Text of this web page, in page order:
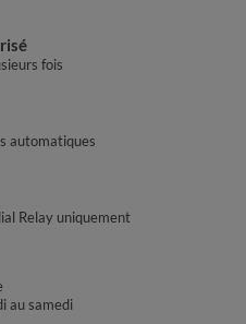
fois
automatiques
Relay uniquement
au samedi